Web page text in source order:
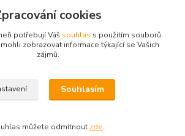
cookies
potřebují Váš souhlas s použitím souborů
zobrazovat informace týkající se Vašich
zájmů.
Souhlasím
můžete odmítnout zde.